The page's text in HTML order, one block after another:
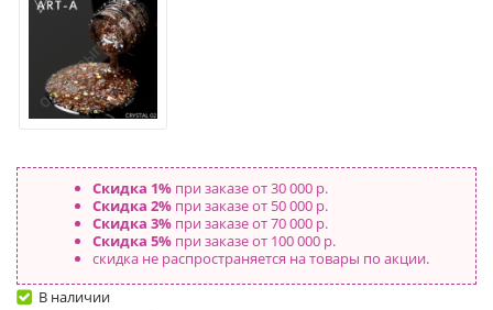
Скидка 1%при заказе от 30 000 р.
Скидка 2%при заказе от 50 000 р.
Скидка 3%при заказе от 70 000 р.
Скидка 5%при заказе от 100 000 р.
скидка не распространяется на товары по акции.
В наличии